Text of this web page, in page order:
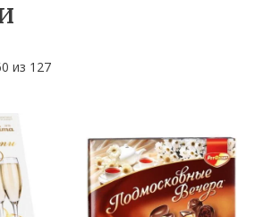
из 127